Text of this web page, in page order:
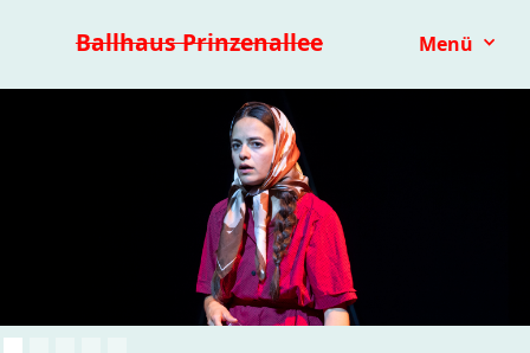
Ballhaus Prinzenallee Menü
Kinder- & Jugendtheater mit.mach.bühne